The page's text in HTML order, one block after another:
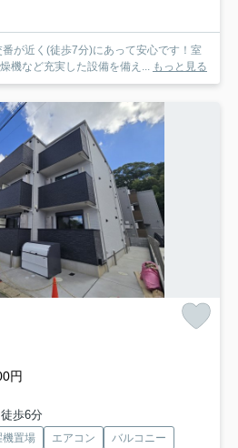
が近く(徒歩7分)にあって安心です！室
機など充実した設備を備え... もっと見る
円
歩6分
機置場 エアコン
バルコニー